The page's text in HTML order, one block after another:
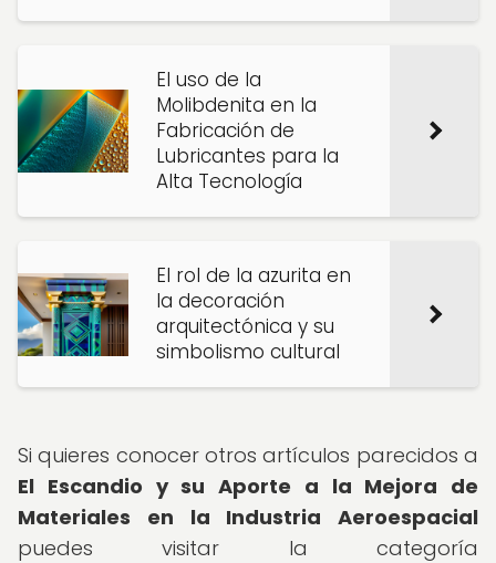
El uso de la
Molibdenita en la
Fabricación de
Lubricantes para la
Alta Tecnología
El rol de la azurita en
la decoración
arquitectónica y su
simbolismo cultural
Si quieres conocer otros artículos parecidos a
El Escandio y su Aporte a la Mejora de
Materiales en la Industria Aeroespacial
puedes visitar la categoría